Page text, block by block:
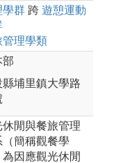
學群 跨 遊憩運動
管理學類
部
縣埔里鎮大學路
休閒與餐旅管理
（簡稱觀餐學
為因應觀光休閒